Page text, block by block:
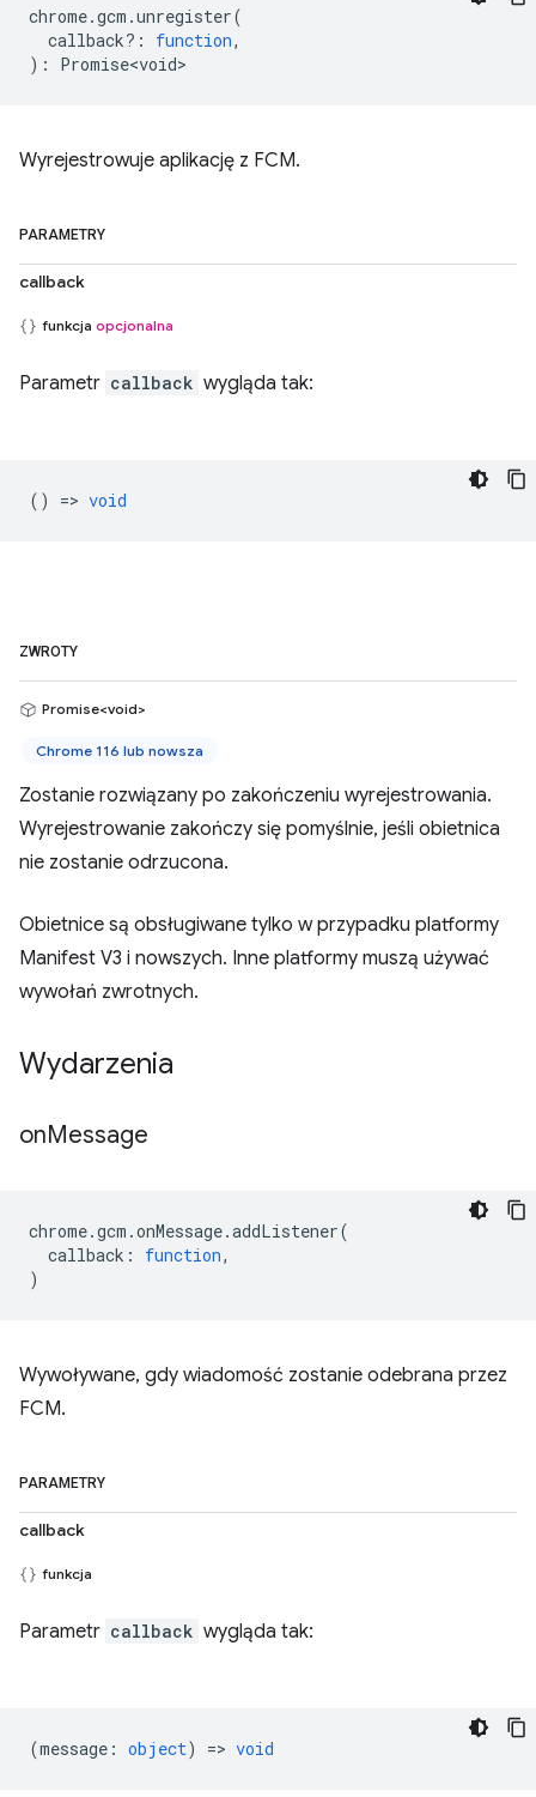
chrome.gcm .unregister(
callback? : function,
) : Promise<void>
Wyrejestrowuje aplikację z FCM.
PARAMETRY
callback
funkcja opcjonalna
Parametr callback wygląda tak:
() => void
ZWROTY
Promise<void>
Chrome 116 lub nowsza
Zostanie rozwiązany po zakończeniu wyrejestrowania.
Wyrejestrowanie zakończy się pomyślnie, jeśli obietnica
nie zostanie odrzucona.
Obietnice są obsługiwane tylko w przypadku platformy
Manifest V3 i nowszych. Inne platformy muszą używać
wywołań zwrotnych.
Wydarzenia
onMessage
chrome.gcm .onMessage.addListener(
callback : function,
)
Wywoływane, gdy wiadomość zostanie odebrana przez
FCM.
PARAMETRY
callback
funkcja
Parametr callback wygląda tak:
(message : object) => void